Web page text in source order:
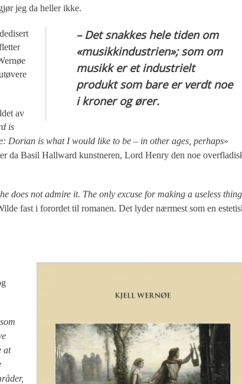
jeg da heller ikke.
– Det snakkes hele tiden om
«musikkindustrien»; som om
musikk er et industrielt
produkt som bare er verdt noe
i kroner og ører.
av
is
Dorian is what I would like to be – in other ages, perhaps»
da Basil Hallward kunstneren, Lord Henry den noe
does not admire it. The only excuse for making a useless thing
fast i forordet til romanen. Det lyder nærmest som en
at